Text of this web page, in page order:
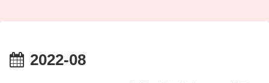
2022-08